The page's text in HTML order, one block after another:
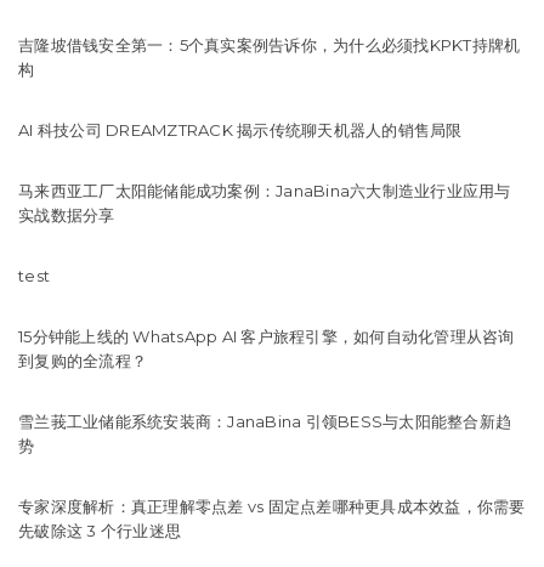
吉隆坡借钱安全第一：5个真实案例告诉你，为什么必须找KPKT持牌机
构
AI 科技公司 DREAMZTRACK 揭示传统聊天机器人的销售局限
马来西亚工厂太阳能储能成功案例：JanaBina六大制造业行业应用与
实战数据分享
test
15分钟能上线的 WhatsApp AI 客户旅程引擎，如何自动化管理从咨询
到复购的全流程？
雪兰莪工业储能系统安装商：JanaBina 引领BESS与太阳能整合新趋
势
专家深度解析：真正理解零点差 vs 固定点差哪种更具成本效益，你需要
先破除这 3 个行业迷思